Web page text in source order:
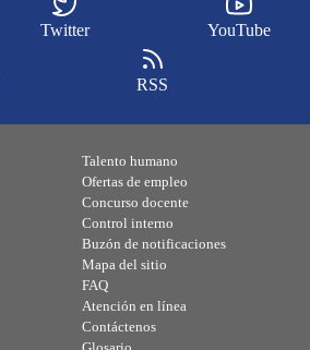
Twitter YouTube
RSS
Talento humano
Ofertas de empleo
Concurso docente
Control interno
Buzón de notificaciones
Mapa del sitio
FAQ
Atención en línea
Contáctenos